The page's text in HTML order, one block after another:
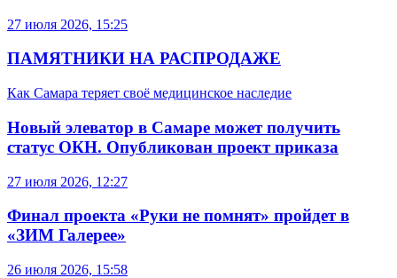
27 июля 2026, 15:25
ПАМЯТНИКИ НА РАСПРОДАЖЕ
Как Самара теряет своё медицинское наследие
Новый элеватор в Самаре может получить
статус ОКН. Опубликован проект приказа
27 июля 2026, 12:27
Финал проекта «Руки не помнят» пройдет в
«ЗИМ Галерее»
26 июля 2026, 15:58